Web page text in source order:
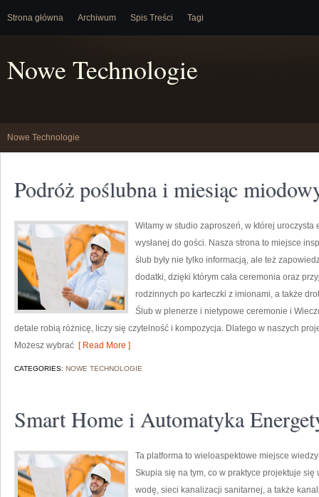
Strona główna Archiwum Spis Treści Tagi
Nowe Technologie
Nowe Technologie
Podróż poślubna i miesiąc
Witamy w studio zaproszeń, w której
wysłanej do gości. Nasza strona to miejsce
ślub były nie tylko informacją, ale też
dodatki, dzięki którym cała ceremonia oraz
rodzinnych po karteczki z imionami, a także
Ślub w plenerze i nietypowe ceremonie i
detale robią różnicę, liczy się czytelność i kompozycja. Dlatego w naszych
Możesz wybrać [ Read More ]
CATEGORIES: NOWE TECHNOLOGIE
Smart Home i Automatyka
Ta platforma to wieloaspektowe miejsce
Skupia się na tym, co w praktyce projektuje
wodę, sieci kanalizacji sanitarnej, a także